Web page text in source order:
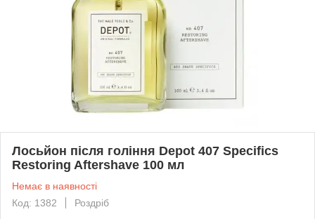
Лосьйон після гоління Depot 407 Specifics
Restoring Aftershave 100 мл
Немає в наявності
Код: 1382
Роздріб